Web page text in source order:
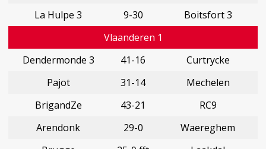
La Hulpe 3
9-30
Boitsfort 3
Vlaanderen 1
Dendermonde 3
41-16
Curtrycke
Pajot
31-14
Mechelen
BrigandZe
43-21
RC9
Arendonk
29-0
Waereghem